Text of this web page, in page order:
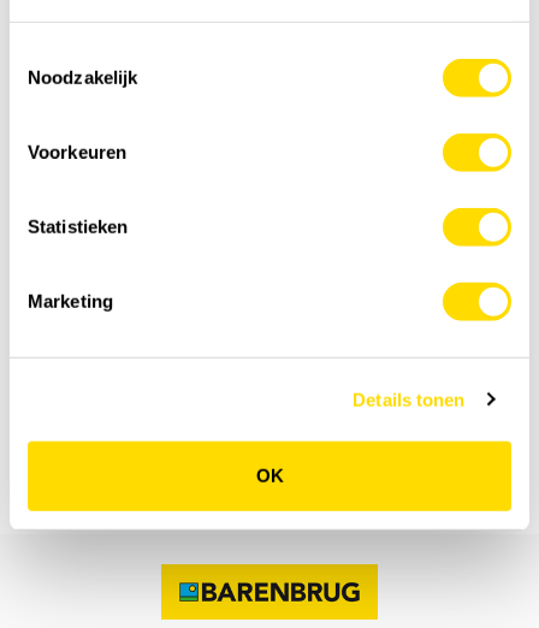
Noodzakelijk
Voorkeuren
Statistieken
Marketing
Details tonen
OK
Kijk hoeveel graszaad je nodig hebt